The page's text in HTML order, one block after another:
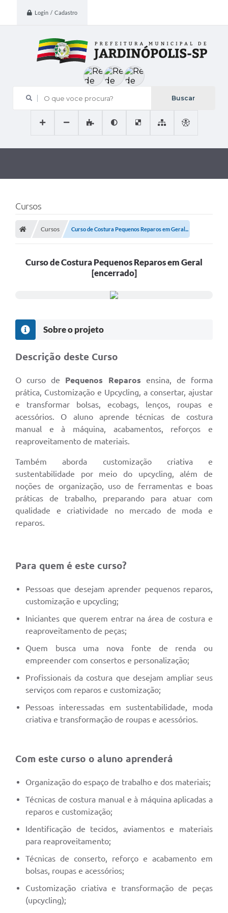
Login / Cadastro
O que voce procura?
Cursos
Cursos Curso de Costura Pequenos Reparos em Geral...
Curso de Costura Pequenos Reparos em Geral
[encerrado]
Sobre o projeto
Descrição deste Curso
O curso de Pequenos Reparos ensina, de forma
prática, Customização e Upcycling, a consertar, ajustar
e transformar bolsas, ecobags, lenços, roupas e
acessórios. O aluno aprende técnicas de costura
manual e à máquina, acabamentos, reforços e
reaproveitamento de materiais.
Também aborda customização criativa e
sustentabilidade por meio do upcycling, além de
noções de organização, uso de ferramentas e boas
práticas de trabalho, preparando para atuar com
qualidade e criatividade no mercado de moda e
reparos.
Para quem é este curso?
Pessoas que desejam aprender pequenos reparos,
customização e upcycling;
Iniciantes que querem entrar na área de costura e
reaproveitamento de peças;
Quem busca uma nova fonte de renda ou
empreender com consertos e personalização;
Profissionais da costura que desejam ampliar seus
serviços com reparos e customização;
Pessoas interessadas em sustentabilidade, moda
criativa e transformação de roupas e acessórios.
Com este curso o aluno aprenderá
Organização do espaço de trabalho e dos materiais;
Técnicas de costura manual e à máquina aplicadas a
reparos e customização;
Identificação de tecidos, aviamentos e materiais
para reaproveitamento;
Técnicas de conserto, reforço e acabamento em
bolsas, roupas e acessórios;
Customização criativa e transformação de peças
(upcycling);